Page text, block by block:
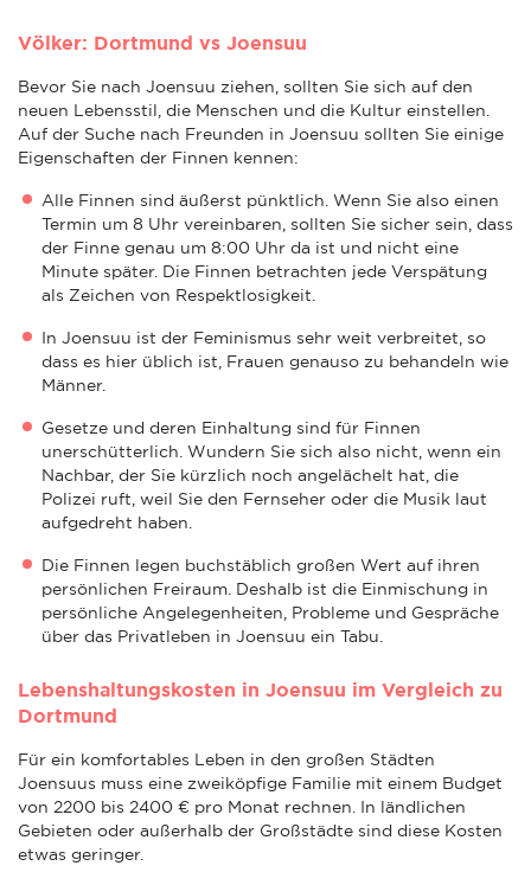
Völker: Dortmund vs Joensuu
Bevor Sie nach Joensuu ziehen, sollten Sie sich auf den
neuen Lebensstil, die Menschen und die Kultur einstellen.
Auf der Suche nach Freunden in Joensuu sollten Sie einige
Eigenschaften der Finnen kennen:
Alle Finnen sind äußerst pünktlich. Wenn Sie also einen
Termin um 8 Uhr vereinbaren, sollten Sie sicher sein, dass
der Finne genau um 8:00 Uhr da ist und nicht eine
Minute später. Die Finnen betrachten jede Verspätung
als Zeichen von Respektlosigkeit.
In Joensuu ist der Feminismus sehr weit verbreitet, so
dass es hier üblich ist, Frauen genauso zu behandeln wie
Männer.
Gesetze und deren Einhaltung sind für Finnen
unerschütterlich. Wundern Sie sich also nicht, wenn ein
Nachbar, der Sie kürzlich noch angelächelt hat, die
Polizei ruft, weil Sie den Fernseher oder die Musik laut
aufgedreht haben.
Die Finnen legen buchstäblich großen Wert auf ihren
persönlichen Freiraum. Deshalb ist die Einmischung in
persönliche Angelegenheiten, Probleme und Gespräche
über das Privatleben in Joensuu ein Tabu.
Lebenshaltungskosten in Joensuu im Vergleich zu
Dortmund
Für ein komfortables Leben in den großen Städten
Joensuus muss eine zweiköpfige Familie mit einem Budget
von 2200 bis 2400 € pro Monat rechnen. In ländlichen
Gebieten oder außerhalb der Großstädte sind diese Kosten
etwas geringer.